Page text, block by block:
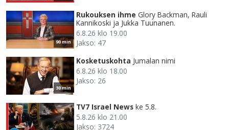
90 min
Rukouksen ihme Glory Backman, Rauli
Kannikoski ja Jukka Tuunanen.
6.8.26 klo 19.00
Jakso: 47
30 min
Kosketuskohta Jumalan nimi
6.8.26 klo 18.00
Jakso: 26
TV7 Israel News ke 5.8.
5.8.26 klo 21.00
Jakso: 3724